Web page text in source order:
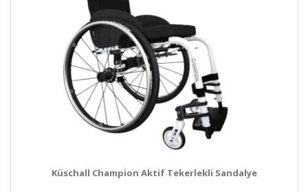
Küschall Champion Aktif Tekerlekli Sandalye